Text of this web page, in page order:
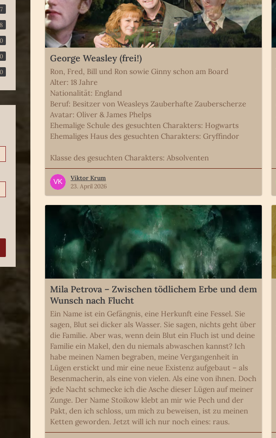
7
8
0
0
0
George Weasley (frei!)
Ron, Fred, Bill und Ron sowie Ginny schon am Board
Alter: 18 Jahre
Nationalität: England
Beruf: Besitzer von Weasleys Zauberhafte Zauberscherze
Avatar: Oliver & James Phelps
Ehemalige Schule des gesuchten Charakters: Hogwarts
Ehemaliges Haus des gesuchten Charakters: Gryffindor
Klasse des gesuchten Charakters: Absolventen
Viktor Krum
23. April 2026
Mila Petrova – Zwischen tödlichem Erbe und dem
Wunsch nach Flucht
Ein Name ist ein Gefängnis, eine Herkunft eine Fessel. Sie
sagen, Blut sei dicker als Wasser. Sie sagen, nichts geht über
die Familie. Aber was, wenn dein Blut ein Fluch ist und deine
Familie ein Makel, den du niemals abwaschen kannst? Ich
habe meinen Namen begraben, meine Vergangenheit in
Lügen erstickt und mir eine neue Existenz aufgebaut – als
Besenmacherin, als eine von vielen. Als eine von ihnen. Doch
jede Nacht schmecke ich die Asche dieser Lügen auf meiner
Zunge. Der Name Stoikow klebt an mir wie Pech und der
Pakt, den ich schloss, um mich zu beweisen, ist zu meinen
Ketten geworden. Jetzt will ich nur noch eines: raus.